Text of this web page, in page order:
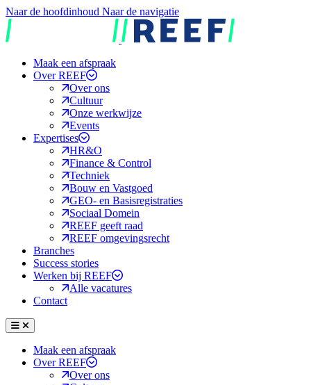
Naar de hoofdinhoud Naar de navigatie
REEF
Maak een afspraak
Over REEF
Over ons
Cultuur
Onze werkwijze
Events
Expertises
HR&O
Finance & Control
Techniek
Bouw en Vastgoed
GEO- en Basisregistraties
Sociaal Domein
REEF geeft raad
REEF omgevingsrecht
Branches
Success stories
Werken bij REEF
Alle vacatures
Contact
Menu
Sluiten
Maak een afspraak
Over REEF
Over ons